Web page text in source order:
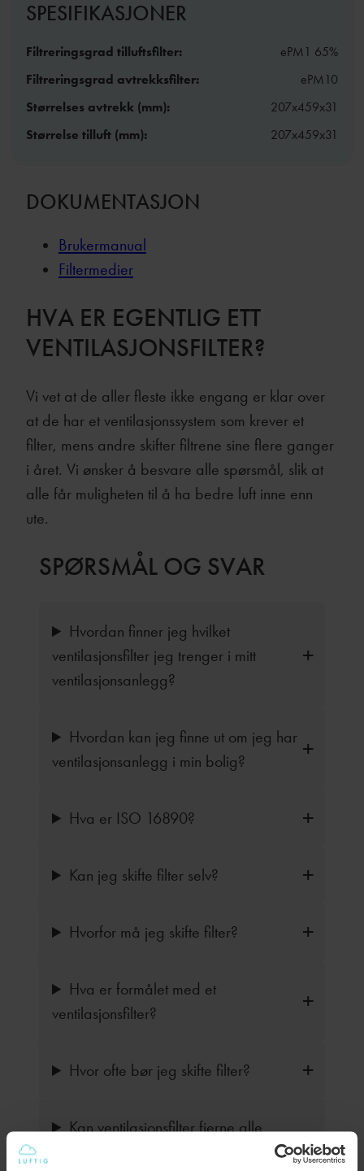
SPESIFIKASJONER
Filtreringsgrad tilluftsfilter:
ePM1 65%
Filtreringsgrad avtrekksfilter:
ePM10
Størrelses avtrekk (mm):
207x459x31
Størrelse tilluft (mm):
207x459x31
DOKUMENTASJON
Brukermanual
Filtermedier
HVA ER EGENTLIG ETT
VENTILASJONSFILTER?
Vi vet at de aller fleste ikke engang er klar over
at de har et ventilasjonssystem som krever et
filter, mens andre skifter filtrene sine flere ganger
i året. Vi ønsker å besvare alle spørsmål, slik at
alle får muligheten til å ha bedre luft inne enn
ute.
SPØRSMÅL OG SVAR
Hvordan finner jeg hvilket
ventilasjonsfilter jeg trenger i mitt
ventilasjonsanlegg?
Hvordan kan jeg finne ut om jeg har
ventilasjonsanlegg i min bolig?
Hva er ISO 16890?
Kan jeg skifte filter selv?
Hvorfor må jeg skifte filter?
Hva er formålet med et
ventilasjonsfilter?
Hvor ofte bør jeg skifte filter?
Kan ventilasjonsfilter fjerne alle